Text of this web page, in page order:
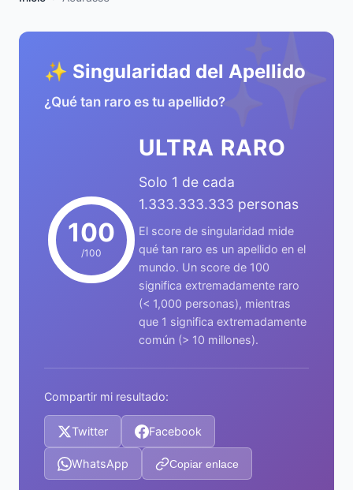
✨
✨ Singularidad del Apellido
¿Qué tan raro es tu apellido?
100
/100
ULTRA RARO
Solo 1 de cada
1.333.333.333 personas
El score de singularidad mide
qué tan raro es un apellido en el
mundo. Un score de 100
significa extremadamente raro
(< 1,000 personas), mientras
que 1 significa extremadamente
común (> 10 millones).
Compartir mi resultado:
Twitter Facebook
WhatsApp Copiar enlace